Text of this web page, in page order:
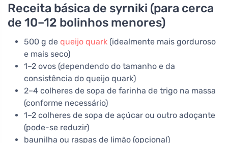
Receita básica de syrniki (para cerca
de 10–12 bolinhos menores)
500 g de queijo quark (idealmente mais gorduroso
e mais seco)
1–2 ovos (dependendo do tamanho e da
consistência do queijo quark)
2–4 colheres de sopa de farinha de trigo na massa
(conforme necessário)
1–2 colheres de sopa de açúcar ou outro adoçante
(pode-se reduzir)
baunilha ou raspas de limão (opcional)